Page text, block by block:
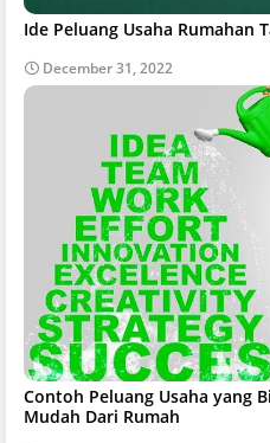
Ide Peluang Usaha Rumahan
December 31, 2022
Contoh Peluang Usaha yang
Mudah Dari Rumah